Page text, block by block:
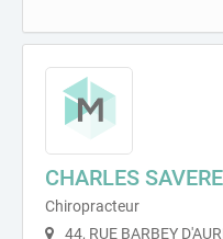
CHARLES
Chiropracteur
44, RUE BARBEY